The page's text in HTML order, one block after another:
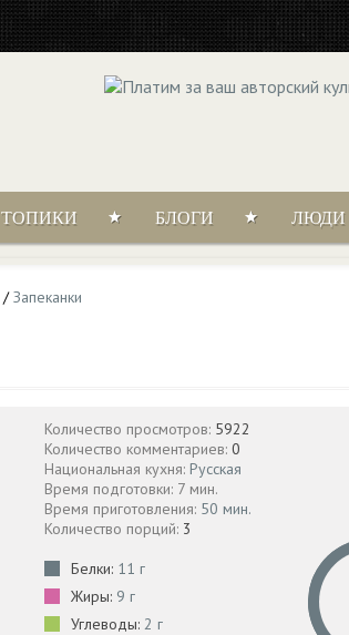
ТОПИКИ БЛОГИ ЛЮДИ
/Запеканки
Количество просмотров: 5922
Количество комментариев: 0
Национальная кухня: Русская
Время подготовки: 7 мин.
Время приготовления: 50 мин.
Количество порций: 3
Белки: 11 г
Жиры: 9 г
Углеводы: 2 г